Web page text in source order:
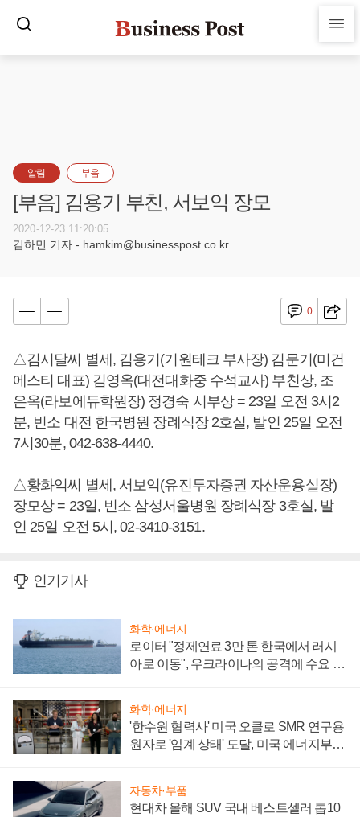
알림 부음
[부음] 김용기 부친, 서보익 장모
2020-12-23 11:20:05
김하민 기자 - hamkim@businesspost.co.kr
0
△김시달씨 별세, 김용기(기원테크 부사장) 김문기(미건
에스티 대표) 김영옥(대전대화중 수석교사) 부친상, 조
은옥(라보에듀학원장) 정경숙 시부상 = 23일 오전 3시2
분, 빈소 대전 한국병원 장례식장 2호실, 발인 25일 오전
7시30분, 042-638-4440.
△황화익씨 별세, 서보익(유진투자증권 자산운용실장)
장모상 = 23일, 빈소 삼성서울병원 장례식장 3호실, 발
인 25일 오전 5시, 02-3410-3151.
인기기사
화학·에너지
로이터 "정제연료 3만 톤 한국에서 러시
아로 이동", 우크라이나의 공격에 수요 늘
화학·에너지
'한수원 협력사' 미국 오클로 SMR 연구용
원자로 '임계 상태' 도달, 미국 에너지부
자동차·부품
현대차 올해 SUV 국내 베스트셀러 톱10